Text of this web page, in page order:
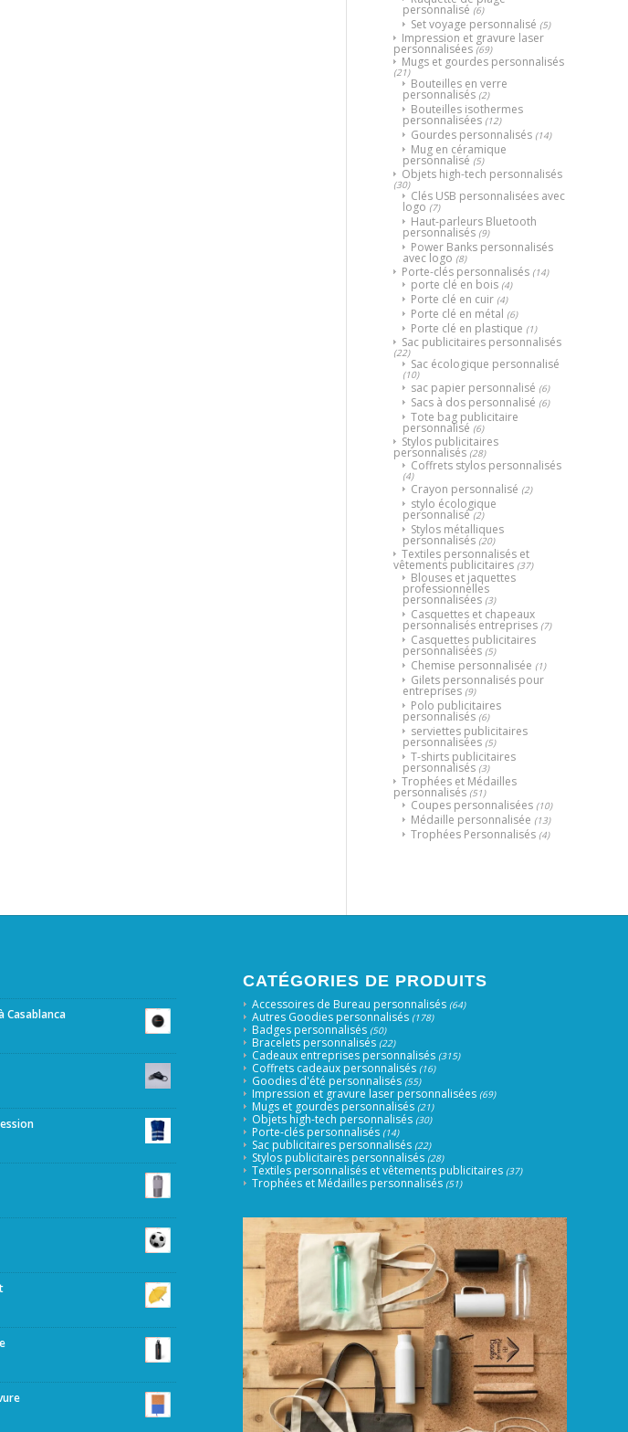
personnalisé (6)
Set voyage personnalisé (5)
Impression et gravure laser
personnalisées (69)
Mugs et gourdes personnalisés
(21)
Bouteilles en verre
personnalisés (2)
Bouteilles isothermes
personnalisées (12)
Gourdes personnalisés (14)
Mug en céramique
personnalisé (5)
Objets high-tech personnalisés
(30)
Clés USB personnalisées avec
logo (7)
Haut-parleurs Bluetooth
personnalisés (9)
Power Banks personnalisés
avec logo (8)
Porte-clés personnalisés (14)
porte clé en bois (4)
Porte clé en cuir (4)
Porte clé en métal (6)
Porte clé en plastique (1)
Sac publicitaires personnalisés
(22)
Sac écologique personnalisé
(10)
sac papier personnalisé (6)
Sacs à dos personnalisé (6)
Tote bag publicitaire
personnalisé (6)
Stylos publicitaires
personnalisés (28)
Coffrets stylos personnalisés
(4)
Crayon personnalisé (2)
stylo écologique
personnalisé (2)
Stylos métalliques
personnalisés (20)
Textiles personnalisés et
vêtements publicitaires (37)
Blouses et jaquettes
professionnelles
personnalisées (3)
Casquettes et chapeaux
personnalisés entreprises (7)
Casquettes publicitaires
personnalisées (5)
Chemise personnalisée (1)
Gilets personnalisés pour
entreprises (9)
Polo publicitaires
personnalisés (6)
serviettes publicitaires
personnalisées (5)
T-shirts publicitaires
personnalisés (3)
Trophées et Médailles
personnalisés (51)
Coupes personnalisées (10)
Médaille personnalisée (13)
Trophées Personnalisés (4)
Casablanca
CATÉGORIES DE PRODUITS
Accessoires de Bureau personnalisés (64)
Autres Goodies personnalisés (178)
Badges personnalisés (50)
Bracelets personnalisés (22)
Cadeaux entreprises personnalisés (315)
Coffrets cadeaux personnalisés (16)
Goodies d'été personnalisés (55)
Impression et gravure laser personnalisées (69)
Mugs et gourdes personnalisés (21)
Objets high-tech personnalisés (30)
Porte-clés personnalisés (14)
Sac publicitaires personnalisés (22)
Stylos publicitaires personnalisés (28)
Textiles personnalisés et vêtements publicitaires (37)
Trophées et Médailles personnalisés (51)